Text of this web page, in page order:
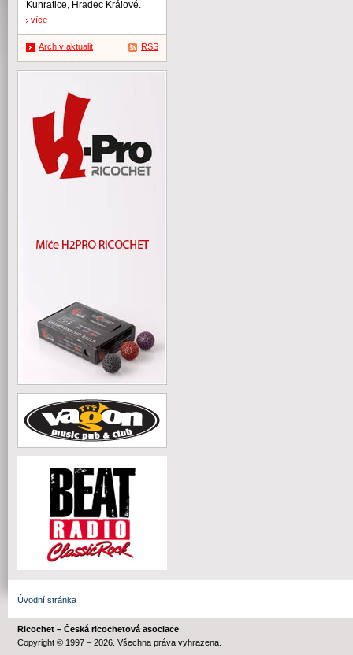
Kunratice, Hradec Králové.
více
Archív aktualit RSS
Úvodní stránka
Ricochet – Česká ricochetová asociace
Copyright © 1997 – 2026. Všechna práva vyhrazena.